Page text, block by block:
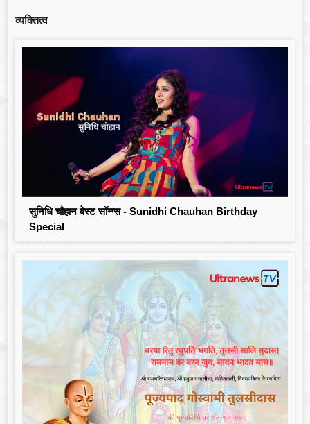
व्यक्तित्व
सुनिधि चौहान बेस्ट सॉन्ग्स - Sunidhi Chauhan Birthday
Special